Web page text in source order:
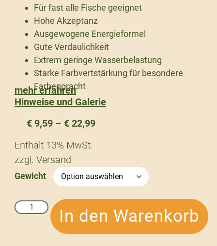
Für fast alle Fische geeignet
Hohe Akzeptanz
Ausgewogene Energieformel
Gute Verdaulichkeit
Extrem geringe Wasserbelastung
Starke Farbvertstärkung für besondere
Farbenpracht
mehr erfahren
Hinweise und Galerie
€ 9,59 – € 22,99
Enthält 13% MwSt.
zzgl. Versand
Gewicht
In den Warenkorb